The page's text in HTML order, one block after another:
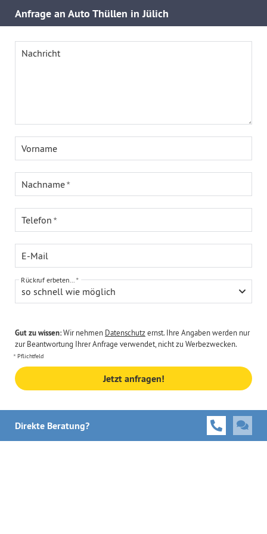
Anfrage an Auto Thüllen in Jülich
Nachricht
Vorname
Nachname
Telefon
E-Mail
so schnell wie möglich
Rückruf erbeten...
Gut zu wissen:Wir nehmen Datenschutzernst. Ihre Angaben werden nur
zur Beantwortung Ihrer Anfrage verwendet, nicht zu Werbezwecken.
Pflichtfeld
Jetzt anfragen!
Direkte Beratung?